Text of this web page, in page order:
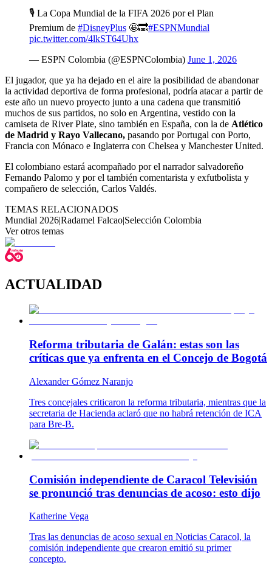
🎙️ La Copa Mundial de la FIFA 2026 por el Plan
Premium de #DisneyPlus 🤩🔜#ESPNMundial
pic.twitter.com/4lkST64Uhx
— ESPN Colombia (@ESPNColombia) June 1, 2026
El jugador, que ya ha dejado en el aire la posibilidad de abandonar
la actividad deportiva de forma profesional, podría atacar a partir de
este año un nuevo proyecto junto a una cadena que transmitió
muchos de sus partidos, no solo en Argentina, vestido con la
camiseta de River Plate, sino también en España, con la de Atlético
de Madrid y Rayo Vallecano, pasando por Portugal con Porto,
Francia con Mónaco e Inglaterra con Chelsea y Manchester United.
El colombiano estará acompañado por el narrador salvadoreño
Fernando Palomo y por el también comentarista y exfutbolista y
compañero de selección, Carlos Valdés.
TEMAS RELACIONADOS
Mundial 2026|Radamel Falcao|Selección Colombia
Ver otros temas
ACTUALIDAD
Reforma tributaria de Galán: estas son las
críticas que ya enfrenta en el Concejo de Bogotá
Alexander Gómez Naranjo
Tres concejales criticaron la reforma tributaria, mientras que la
secretaria de Hacienda aclaró que no habrá retención de ICA
para Bre-B.
Comisión independiente de Caracol Televisión
se pronunció tras denuncias de acoso: esto dijo
Katherine Vega
Tras las denuncias de acoso sexual en Noticias Caracol, la
comisión independiente que crearon emitió su primer
concepto.